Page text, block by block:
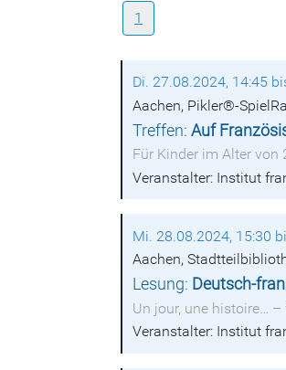
1
Di. 27.08.2024, 14:45
Aachen, Pikler®-
Treffen:Auf
Für Kinder im Alter von
Veranstalter: Institut
Mi. 28.08.2024, 15:30
Aachen,
Lesung: Deutsch-
Un jour, une histoire…
Veranstalter: Institut